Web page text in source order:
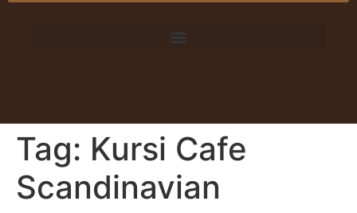
Tag: Kursi Cafe
Scandinavian